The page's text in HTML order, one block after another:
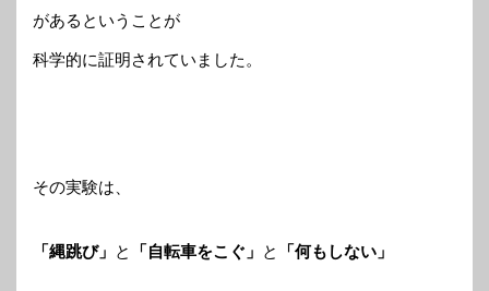
があるということが
科学的に証明されていました。
その実験は、
「縄跳び」 と 「自転車をこぐ」 と 「何もしない」